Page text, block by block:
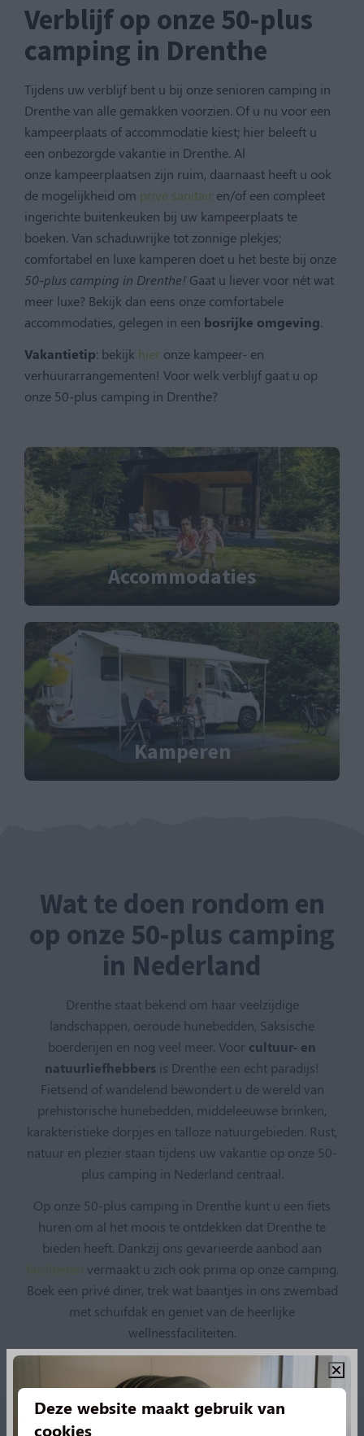
Verblijf op onze 50-plus
camping in Drenthe
Tijdens uw verblijf bent u bij onze senioren camping in
Drenthe van alle gemakken voorzien. Of u nu voor een
kampeerplaats of accommodatie kiest; hier beleeft u
een onbezorgde vakantie in Drenthe. Al
onze kampeerplaatsen zijn ruim, daarnaast heeft u ook
de mogelijkheid om privé sanitair en/of een compleet
ingerichte buitenkeuken bij uw kampeerplaats te
boeken. Van schaduwrijke tot zonnige plekjes;
comfortabel en luxe kamperen doet u het beste bij onze
50-plus camping in Drenthe! Gaat u liever voor nét wat
meer luxe? Bekijk dan eens onze comfortabele
accommodaties, gelegen in een bosrijke omgeving.
Vakantietip: bekijk hier onze kampeer- en
verhuurarrangementen! Voor welk verblijf gaat u op
onze 50-plus camping in Drenthe?
Accommodaties
Kamperen
Wat te doen rondom en
op onze 50-plus camping
in Nederland
Drenthe staat bekend om haar veelzijdige
landschappen, oeroude hunebedden, Saksische
boerderijen en nog veel meer. Voor cultuur- en
natuurliefhebbers is Drenthe een echt paradijs!
Fietsend of wandelend bewondert u de wereld van
prehistorische hunebedden, middeleeuwse brinken,
karakteristieke dorpjes en talloze natuurgebieden. Rust,
natuur en plezier staan tijdens uw vakantie op onze 50-
plus camping in Nederland centraal.
Op onze 50-plus camping in Drenthe kunt u een fiets
huren om al het moois te ontdekken dat Drenthe te
bieden heeft. Dankzij ons gevarieerde aanbod aan
faciliteiten vermaakt u zich ook prima op onze camping.
Boek een privé diner, trek wat baantjes in ons zwembad
met schuifdak en geniet van de heerlijke
wellnessfaciliteiten.
Boek nu een verblijf op onze 50-plus camping in
Drenthe
Deze website maakt gebruik van
cookies